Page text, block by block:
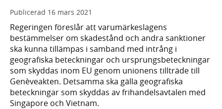
Publicerad 16 mars 2021
Regeringen föreslår att varumärkeslagens
bestämmelser om skadestånd och andra sanktioner
ska kunna tillämpas i samband med intrång i
geografiska beteckningar och ursprungsbeteckningar
som skyddas inom EU genom unionens tillträde till
Genèveakten. Detsamma ska gälla geografiska
beteckningar som skyddas av frihandelsavtalen med
Singapore och Vietnam.